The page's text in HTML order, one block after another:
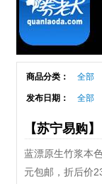
商品分类： 全部
发布日期： 全部
【苏宁易购
蓝漂原生竹浆本
元包邮，折后价